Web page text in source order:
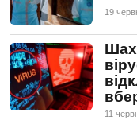
19
11